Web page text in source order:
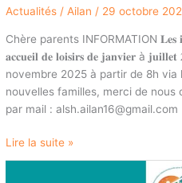
Actualités / Ailan / 29 octobre
Chère parents INFORMATION 𝐋𝐞𝐬
𝐚𝐜𝐜𝐮𝐞𝐢𝐥 𝐝𝐞 𝐥𝐨𝐢𝐬𝐢𝐫𝐬 𝐝𝐞 𝐣𝐚𝐧𝐯𝐢𝐞𝐫 à
novembre 2025 à partir de 8h via
nouvelles familles, merci de
par mail : alsh.ailan16@gmail.com
Lire la suite »